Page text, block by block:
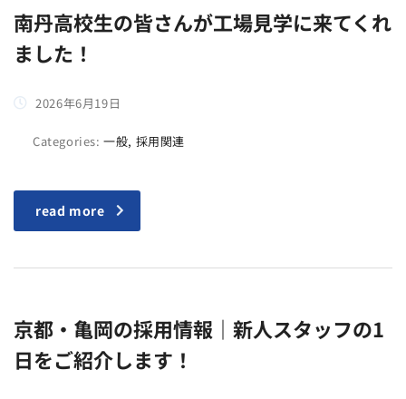
南丹高校生の皆さんが工場見学に来てくれ
ました！
2026年6月19日
Categories:一般, 採用関連
read more
京都・亀岡の採用情報｜新人スタッフの1
日をご紹介します！